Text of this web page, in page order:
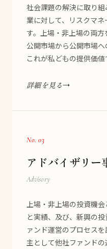
社会課題の解決に取り
業に対して、リスクマ
す。上場・非上場の両
公開市場から公開市場
これが私どもの提供価値
詳細を見る
No. 03
アドバイザリー
Advisory
上場・非上場の投資機
と実績、及び、新興の
ァンド運営のプロセスを
主として他社ファンド